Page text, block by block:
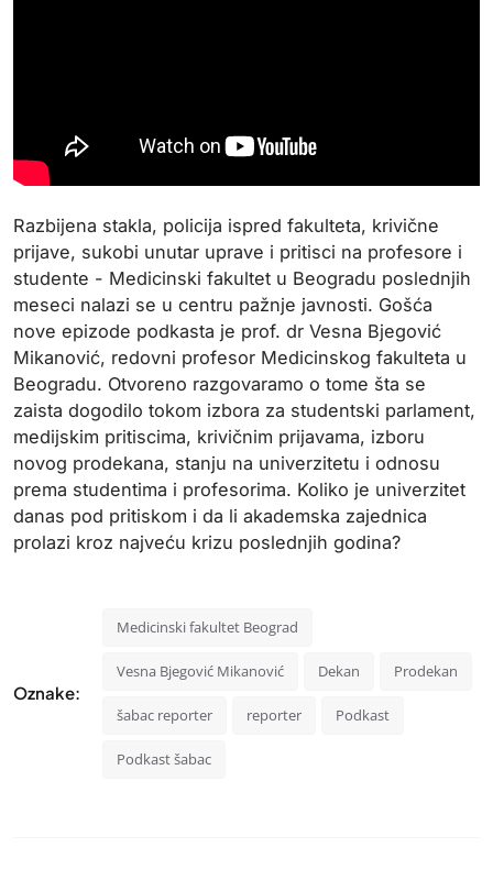
Razbijena stakla, policija ispred fakulteta, krivične
prijave, sukobi unutar uprave i pritisci na profesore i
studente - Medicinski fakultet u Beogradu poslednjih
meseci nalazi se u centru pažnje javnosti. Gošća
nove epizode podkasta je prof. dr Vesna Bjegović
Mikanović, redovni profesor Medicinskog fakulteta u
Beogradu. Otvoreno razgovaramo o tome šta se
zaista dogodilo tokom izbora za studentski parlament,
medijskim pritiscima, krivičnim prijavama, izboru
novog prodekana, stanju na univerzitetu i odnosu
prema studentima i profesorima. Koliko je univerzitet
danas pod pritiskom i da li akademska zajednica
prolazi kroz najveću krizu poslednjih godina?
Oznake:
Medicinski fakultet Beograd
Vesna Bjegović Mikanović Dekan Prodekan
šabac reporter reporter Podkast
Podkast šabac